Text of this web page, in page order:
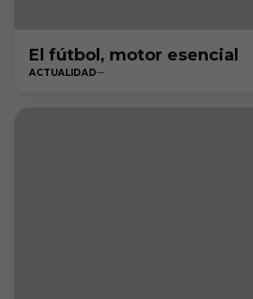
El fútbol, motor esencial
ACTUALIDAD